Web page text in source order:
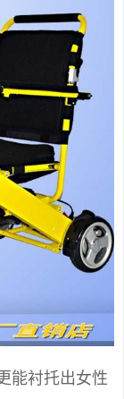
能衬托出女性